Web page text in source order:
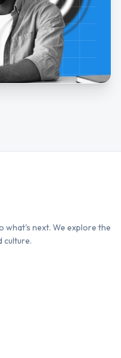
what's next. We explore the
culture.